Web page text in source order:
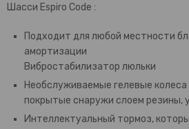
Шасси Espiro Code :
Подходит для любой местности
амортизации
Вибростабилизатор люльки
Необслуживаемые гелевые колеса
покрытые снаружи слоем
Интеллектуальный тормоз,